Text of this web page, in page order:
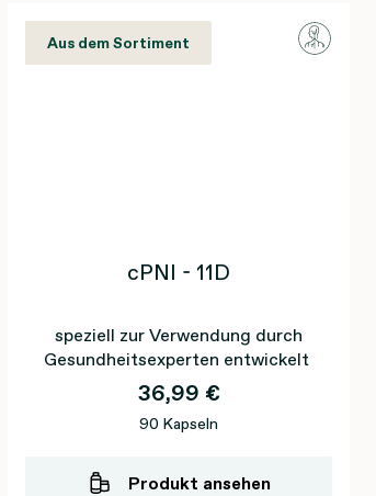
Aus dem Sortiment
cPNI - 11D
speziell zur Verwendung durch
Gesundheitsexperten entwickelt
36,99 €
90 Kapseln
Produkt ansehen